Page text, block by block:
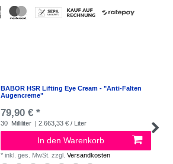
BABOR HSR Lifting Eye Cream - "Anti-Falten
Augencreme"
79,90 € *
30 Milliliter | 2.663,33 € / Liter
In den Warenkorb
*inkl. ges. MwSt. zzgl.Versandkosten